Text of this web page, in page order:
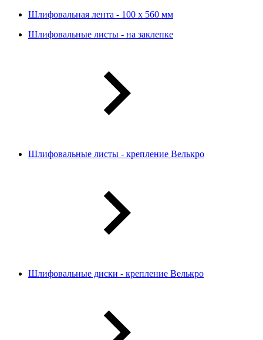
Шлифовальная лента - 100 х 560 мм
Шлифовальные листы - на заклепке
Шлифовальные листы - крепление Велькро
Шлифовальные диски - крепление Велькро